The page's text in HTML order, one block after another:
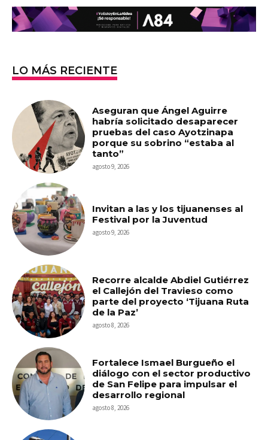
LO MÁS RECIENTE
Aseguran que Ángel Aguirre
habría solicitado desaparecer
pruebas del caso Ayotzinapa
porque su sobrino “estaba al
tanto”
agosto 9, 2026
Invitan a las y los tijuanenses al
Festival por la Juventud
agosto 9, 2026
Recorre alcalde Abdiel Gutiérrez
el Callejón del Travieso como
parte del proyecto ‘Tijuana Ruta
de la Paz’
agosto 8, 2026
Fortalece Ismael Burgueño el
diálogo con el sector productivo
de San Felipe para impulsar el
desarrollo regional
agosto 8, 2026